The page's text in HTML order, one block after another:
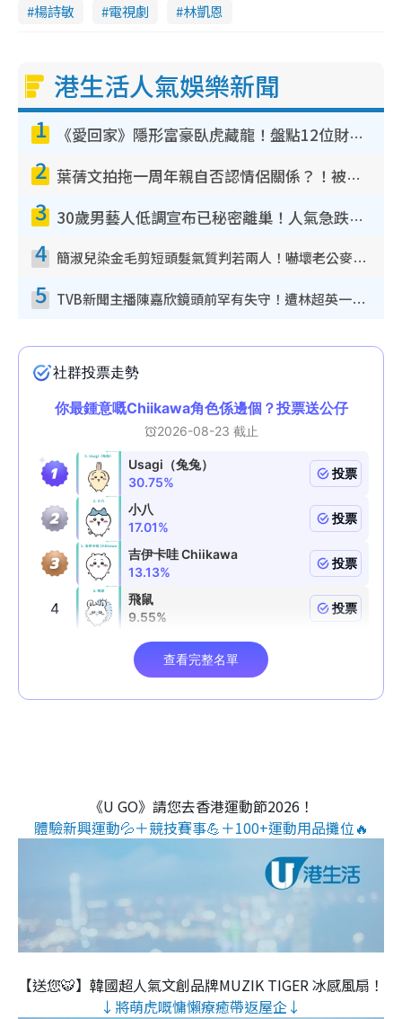
楊詩敏
電視劇 林凱恩
港生活人氣娛樂新聞
1 《愛回家》隱形富豪臥虎藏龍！盤點12位財氣逼人的有錢藝人：呢位靚女3億身家唔憂做
2 葉蒨文拍拖一周年親自否認情侶關係？！被質疑感情造假竟稱GM「普通同事」
3 30歲男藝人低調宣布已秘密離巢！人氣急跌變失蹤人口︰「這幾年過得並不容易」
4 簡淑兒染金毛剪短頭髮氣質判若兩人！嚇壞老公麥大力都認唔出：「你做咩事？」
5 TVB新聞主播陳嘉欣鏡頭前罕有失守！遭林超英一句說話突襲嚇親當場大笑
《U GO》請您去香港運動節2026！
體驗新興運動💦＋競技賽事💪＋100+運動用品攤位🔥
【送您🐯】韓國超人氣文創品牌MUZIK TIGER 冰感風扇！
↓將萌虎嘅慵懶療癒帶返屋企↓